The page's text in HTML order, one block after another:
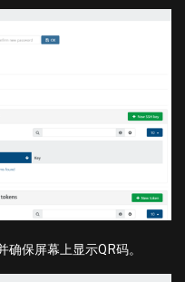
保屏幕上显示QR码。